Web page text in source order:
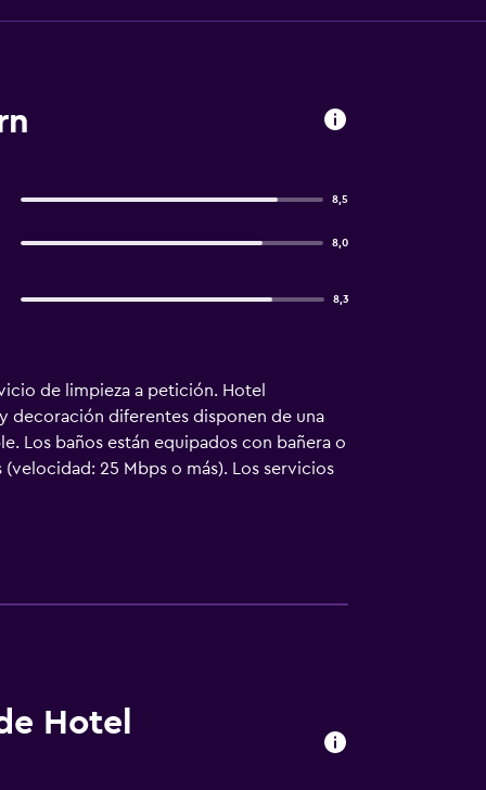
8,5
8,0
8,3
de limpieza a petición. Hotel
decoración diferentes disponen de una
Los baños están equipados con bañera o
25 Mbps o más). Los servicios
Hotel